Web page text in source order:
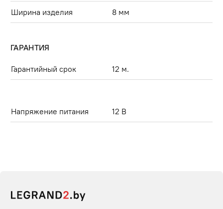
Ширина изделия 8 мм
ГАРАНТИЯ
Гарантийный срок 12 м.
Напряжение питания 12 В